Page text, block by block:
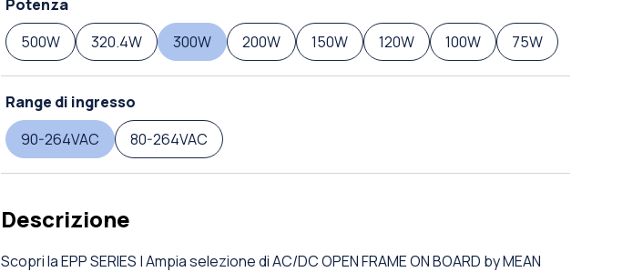
Potenza
500W
320.4W 300W 200W 150W 120W 100W 75W
Range di ingresso
90-264VAC
80-264VAC
Descrizione
Scopri la EPP SERIES | Ampia selezione di AC/DC OPEN FRAME ON BOARD by MEAN